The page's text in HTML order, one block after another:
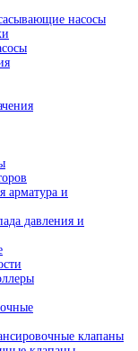
насосы
арматура и
давления и
клапаны